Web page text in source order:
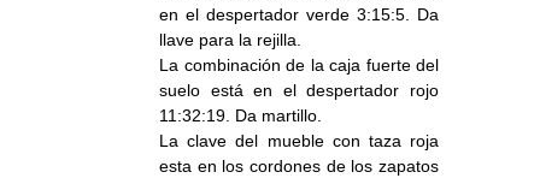
en el despertador verde 3:15:5. Da
llave para la rejilla.
La combinación de la caja fuerte del
suelo está en el despertador rojo
11:32:19. Da martillo.
La clave del mueble con taza roja
esta en los cordones de los zapatos